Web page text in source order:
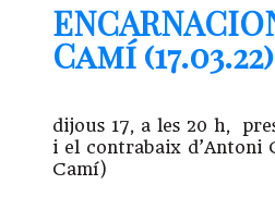
Camí (17.03.22)
dijous 17, a les 20 h,
i el contrabaix d’Antoni
Camí)